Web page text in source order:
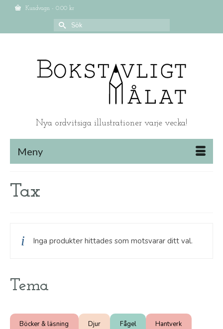
Kundvagn - 0.00 kr
Search
for:
Nya ordvitsiga illustrationer varje vecka!
Meny
Tax
Inga produkter hittades som motsvarar ditt val.
Tema
Böcker & läsning Djur Fågel Hantverk